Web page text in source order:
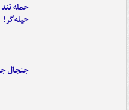
حمله
حیله‌گر!
جنجال